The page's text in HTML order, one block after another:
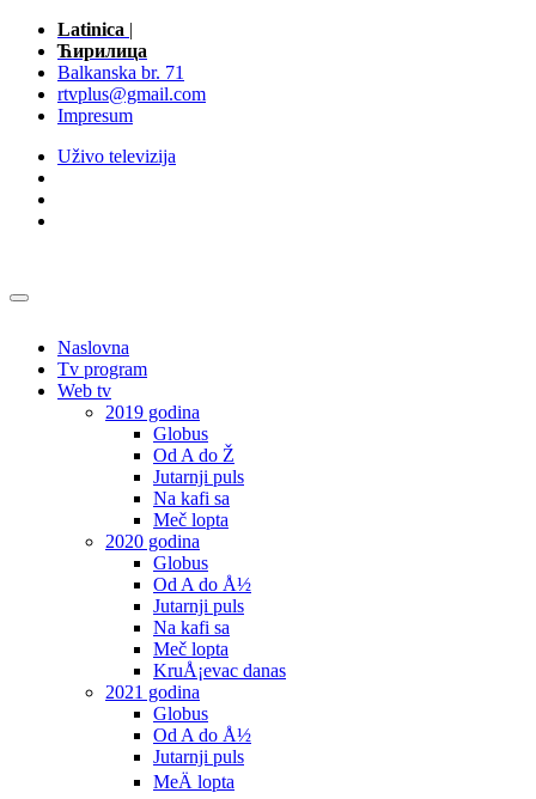
Latinica |
Ћирилица
Balkanska br. 71
rtvplus@gmail.com
Impresum
Uživo televizija
Naslovna
Tv program
Web tv
2019 godina
Globus
Od A do Ž
Jutarnji puls
Na kafi sa
Meč lopta
2020 godina
Globus
Od A do Å½
Jutarnji puls
Na kafi sa
Meč lopta
KruÅ¡evac danas
2021 godina
Globus
Od A do Å½
Jutarnji puls
MeÄ lopta